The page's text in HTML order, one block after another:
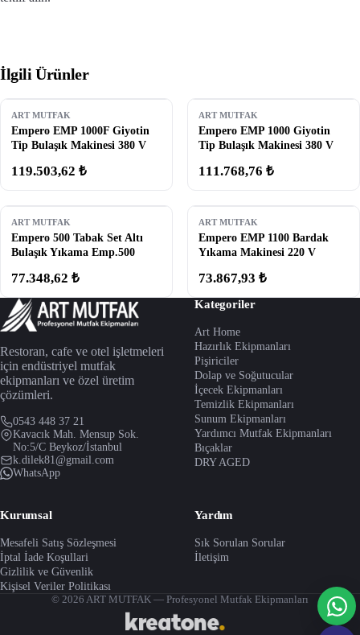
İlgili Ürünler
ART MUTFAK
Empero EMP 1000F Giyotin
Tip Bulaşık Makinesi 380 V
119.503,62 ₺
ART MUTFAK
Empero EMP 1000 Giyotin
Tip Bulaşık Makinesi 380 V
111.768,76 ₺
ART MUTFAK
Empero 500 Tabak Set Altı
Bulaşık Yıkama Emp.500
77.348,62 ₺
ART MUTFAK
Empero EMP 1100 Bardak
Yıkama Makinesi 220 V
73.867,93 ₺
Restoran, cafe ve otel işletmeleri
için endüstriyel mutfak
ekipmanları ve özel üretim
çözümleri.
0543 448 37 21
Kavacık Mah. Mensup Sok.
No:5/C Beykoz/İstanbul
k.dilek81@gmail.com
WhatsApp
Kategoriler
Art Home
Hazırlık Ekipmanları
Pişiriciler
Dolap ve Soğutucular
İçecek Ekipmanları
Temizlik Ekipmanları
Sunum Ekipmanları
Yardımcı Mutfak Ekipmanları
Bıçaklar
DRY AGED
Kurumsal
Mesafeli Satış Sözleşmesi
İptal İade Koşullari
Gizlilik ve Güvenlik
Kişisel Veriler Politikası
Yardım
Sık Sorulan Sorular
İletişim
© 2026 ART MUTFAK — Profesyonel Mutfak Ekipmanları